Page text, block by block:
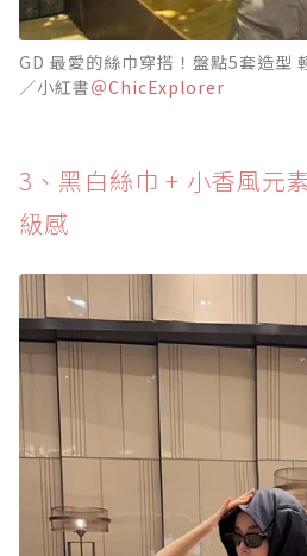
GD 最愛的絲巾穿搭！盤點5套造型
／小紅書＠ChicExplorer
3、黑白絲巾 + 小香風元
級感